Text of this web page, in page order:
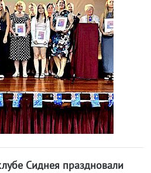
Сиднея праздновали